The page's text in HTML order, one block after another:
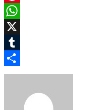
Pinterest
WhatsApp
X
Tumblr
Share